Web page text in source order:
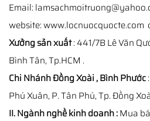
Email:
website:
Xưởng sản xuất: 441/7B Lê Văn
Bình Tân, Tp.HCM .
Chi Nhánh Đồng Xoài , Bình Phước
Phú Xuân, P. Tân Phú, Tp. Đồng
II. Ngành nghề kinh doanh :Mua